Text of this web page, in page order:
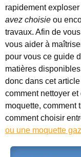
rapidement exploser
avez choisie ou
travaux. Afin de
vous aider à
pour vous ce guide
matières
donc dans cet
comment nettoyer
moquette, comment
comment choisir
ou une moquette